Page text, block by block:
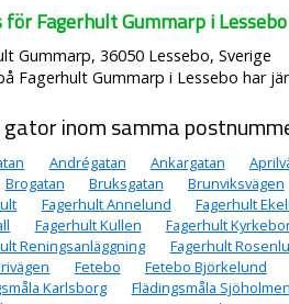
för Fagerhult Gummarp i Lessebo
Gummarp, 36050 Lessebo, Sverige
Fagerhult Gummarp i Lessebo har
inom samma
Andrégatan Ankargatan
Brogatan Bruksgatan Brunviksvägen
Fagerhult Annelund Fagerhult
Fagerhult Kullen Fagerhult
Reningsanläggning
Fagerhult
Fetebo Fetebo Björkelund
Karlsborg
Flädingsmåla Sjöholmen